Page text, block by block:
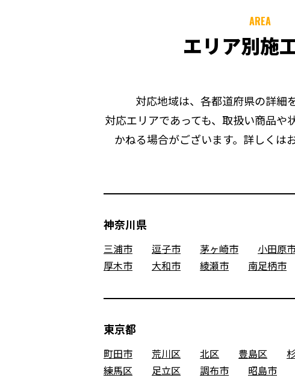
AREA
エリア別施
対応地域は、各都道府県の詳細
対応エリアであっても、取扱い商品や
かねる場合がございます。詳しくは
神奈川県
三浦市 逗子市 茅ヶ崎市 小田原
厚木市
大和市 綾瀬市 南足柄市
東京都
町田市 荒川区 北区 豊島区
練馬区
足立区 調布市 昭島市